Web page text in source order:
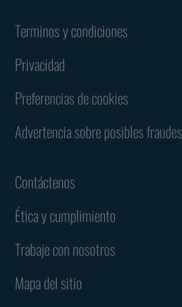
Terminos y condiciones
Privacidad
Preferencias de cookies
Advertencia sobre posibles fraudes
Contáctenos
Ética y cumplimiento
Trabaje con nosotros
Mapa del sitio